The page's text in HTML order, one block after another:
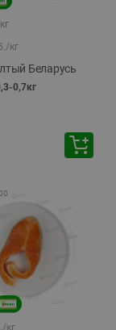
кг
кг
Беларусь
0,7кг
кг